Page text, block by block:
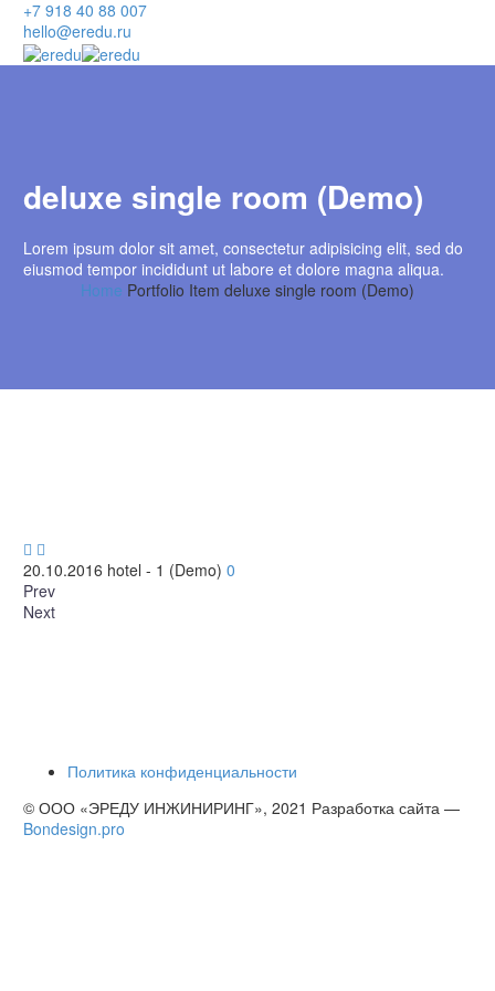
+7 918 40 88 007
hello@eredu.ru
deluxe single room (Demo)
Lorem ipsum dolor sit amet, consectetur adipisicing elit, sed do
eiusmod tempor incididunt ut labore et dolore magna aliqua.
Home Portfolio Item deluxe single room (Demo)
 
20.10.2016 hotel - 1 (Demo) 0
Prev
Next
Политика конфиденциальности
© ООО «ЭРЕДУ ИНЖИНИРИНГ», 2021 Разработка сайта —
Bondesign.pro